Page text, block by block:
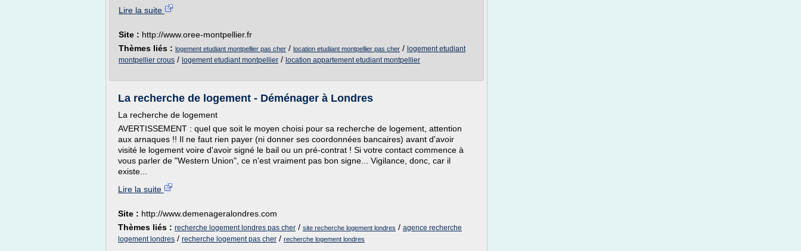
Lire la suite
Site : http://www.oree-montpellier.fr
Thèmes liés : logement etudiant montpellier pas cher / location etudiant montpellier pas cher / logement etudiant
montpellier crous / logement etudiant montpellier / location appartement etudiant montpellier
La recherche de logement - Déménager à Londres
La recherche de logement
AVERTISSEMENT : quel que soit le moyen choisi pour sa recherche de logement, attention
aux arnaques !! Il ne faut rien payer (ni donner ses coordonnées bancaires) avant d'avoir
visité le logement voire d'avoir signé le bail ou un pré-contrat ! Si votre contact commence à
vous parler de "Western Union", ce n'est vraiment pas bon signe... Vigilance, donc, car il
existe...
Lire la suite
Site : http://www.demenageralondres.com
Thèmes liés : recherche logement londres pas cher / site recherche logement londres / agence recherche
logement londres / recherche logement pas cher / recherche logement londres